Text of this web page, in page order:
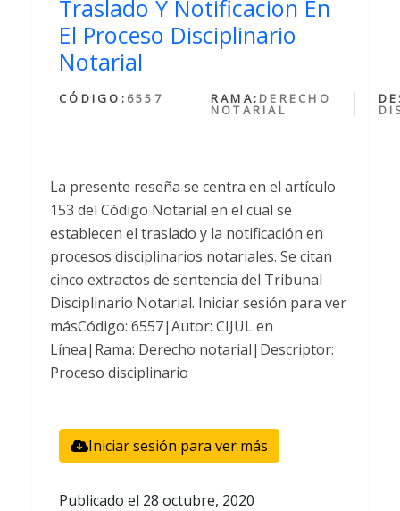
Traslado Y Notificacion En
El Proceso Disciplinario
Notarial
CÓDIGO: 6557 RAMA: DERECHO
NOTARIAL
La presente reseña se centra en el artículo
153 del Código Notarial en el cual se
establecen el traslado y la notificación en
procesos disciplinarios notariales. Se citan
cinco extractos de sentencia del Tribunal
Disciplinario Notarial. Iniciar sesión para ver
másCódigo: 6557|Autor: CIJUL en
Línea|Rama: Derecho notarial|Descriptor:
Proceso disciplinario
Iniciar sesión para ver más
Publicado el 28 octubre, 2020